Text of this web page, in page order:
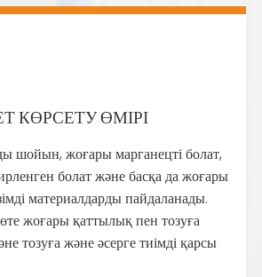
КӨРСЕТУ ӨМІРІ
шойын, жоғары марганецті болат,
болат және басқа да жоғары
материалдарды пайдаланады.
жоғары қаттылық пен тозуға
тозуға және әсерге тиімді қарсы